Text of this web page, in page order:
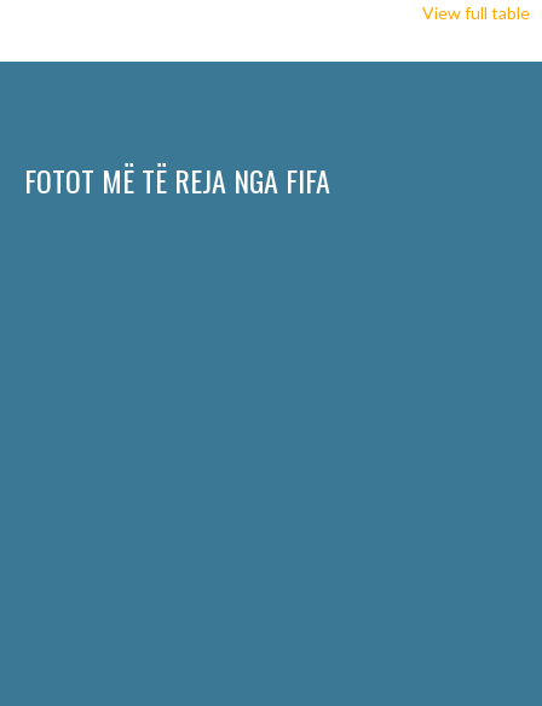
View full table
FOTOT MË TË REJA NGA FIFA